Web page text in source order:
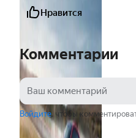
Нравится
Комментарии
Войдите, чтобы